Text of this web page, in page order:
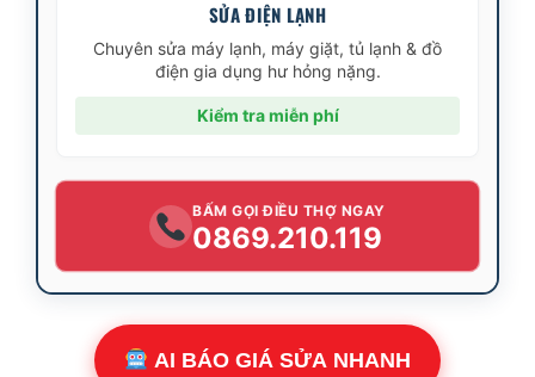
SỬA ĐIỆN LẠNH
Chuyên sửa máy lạnh, máy giặt, tủ lạnh & đồ
điện gia dụng hư hỏng nặng.
Kiểm tra miễn phí
BẤM GỌI ĐIỀU THỢ NGAY
0869.210.119
AI BÁO GIÁ SỬA NHANH